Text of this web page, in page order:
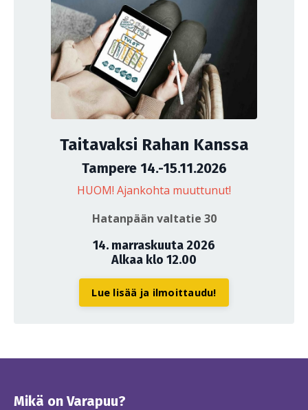
Taitavaksi Rahan Kanssa
Tampere 14.-15.11.2026
HUOM! Ajankohta muuttunut!
Hatanpään valtatie 30
14. marraskuuta 2026
Alkaa klo 12.00
Lue lisää ja ilmoittaudu!
Mikä on Varapuu?